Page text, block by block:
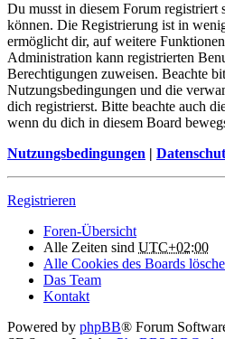
Du musst in diesem Forum registriert
können. Die Registrierung ist in
ermöglicht dir, auf weitere
Administration kann registrierten
Berechtigungen zuweisen. Beachte
Nutzungsbedingungen und die
dich registrierst. Bitte beachte auch
wenn du dich in diesem Board
Nutzungsbedingungen |
Registrieren
Foren-Übersicht
Alle Zeiten sind UTC+02:00
Alle Cookies des Boards
Das Team
Kontakt
Powered by phpBB® Forum